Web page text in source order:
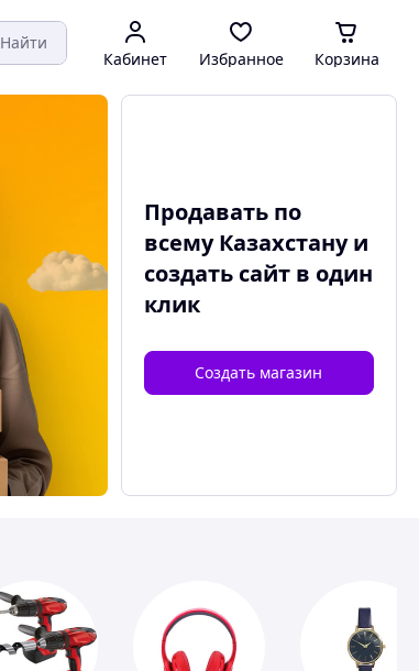
Найти
Кабинет Избранное Корзина
Продавать по
всему Казахстану и
создать сайтв один
клик
Создать магазин